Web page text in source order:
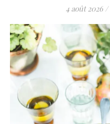
4 août 2026 /